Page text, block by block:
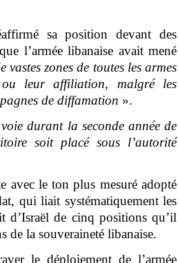
sa position devant des
l’armée libanaise avait mené
vastes zones de toutes les armes
leur affiliation, malgré les
de diffamation ».
durant la seconde année de
soit placé sous l’autorité
avec le ton plus mesuré adopté
qui liait systématiquement les
d’Israël de cinq positions qu’il
de la souveraineté libanaise.
le déploiement de l’armée